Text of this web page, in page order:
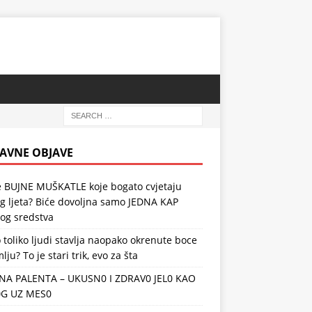
OBJAVE
MUŠKATLE koje bogato cvjetaju
ljeta? Biće dovoljna samo JEDNA KAP
sredstva
toliko ljudi stavlja naopako okrenute boce
To je stari trik, evo za šta
PALENTA – UKUSN0 I ZDRAV0 JEL0 KAO
UZ MES0